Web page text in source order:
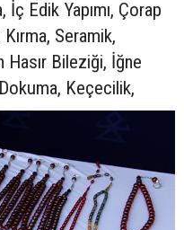
Edik Yapımı, Çorap
Seramik,
Bileziği, İğne
Keçecilik,